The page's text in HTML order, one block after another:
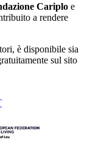
Cariplo e
a rendere
è disponibile sia
sul sito